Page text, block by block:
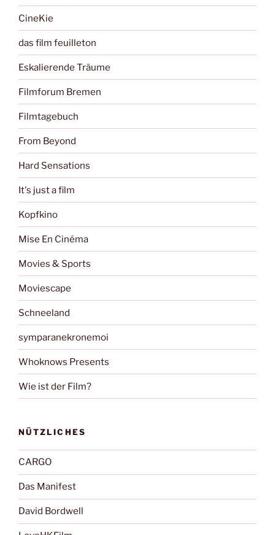
CineKie
das film feuilleton
Eskalierende Träume
Filmforum Bremen
Filmtagebuch
From Beyond
Hard Sensations
It's just a film
Kopfkino
Mise En Cinéma
Movies & Sports
Moviescape
Schneeland
symparanekronemoi
Whoknows Presents
Wie ist der Film?
NÜTZLICHES
CARGO
Das Manifest
David Bordwell